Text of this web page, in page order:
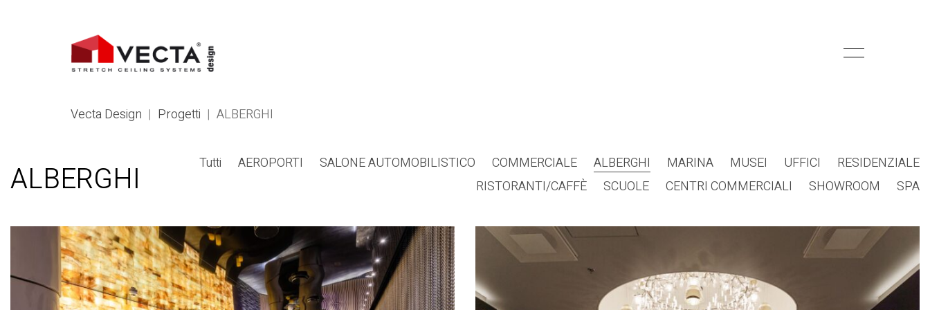
Vecta Design | Progetti | ALBERGHI
ALBERGHI Tutti AEROPORTI SALONE AUTOMOBILISTICO COMMERCIALE ALBERGHI MARINA MUSEI UFFICI
RESIDENZIALE
RISTORANTI/CAFFÈ
SCUOLE CENTRI COMMERCIALI SHOWROOM SPA